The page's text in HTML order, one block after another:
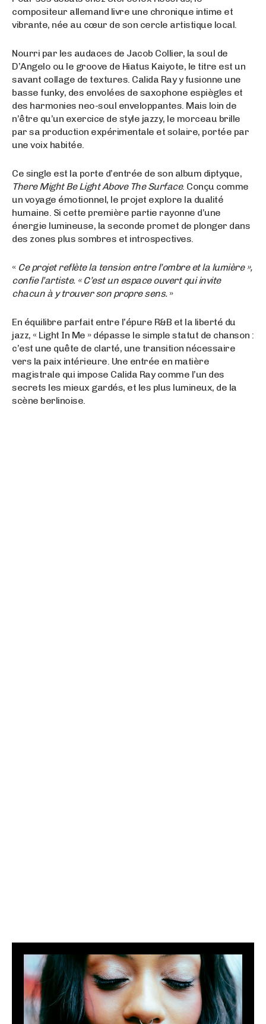
compositeur allemand livre une chronique intime et
vibrante, née au cœur de son cercle artistique local.
Nourri par les audaces de Jacob Collier, la soul de
D’Angelo ou le groove de Hiatus Kaiyote, le titre est un
savant collage de textures. Calida Ray y fusionne une
basse funky, des envolées de saxophone espiègles et
des harmonies neo-soul enveloppantes. Mais loin de
n’être qu’un exercice de style jazzy, le morceau brille
par sa production expérimentale et solaire, portée par
une voix habitée.
Ce single est la porte d’entrée de son album diptyque,
There Might Be Light Above The Surface. Conçu comme
un voyage émotionnel, le projet explore la dualité
humaine. Si cette première partie rayonne d’une
énergie lumineuse, la seconde promet de plonger dans
des zones plus sombres et introspectives.
« Ce projet reflète la tension entre l’ombre et la lumière »,
confie l’artiste. « C’est un espace ouvert qui invite
chacun à y trouver son propre sens.»
En équilibre parfait entre l’épure R&B et la liberté du
jazz, « Light In Me » dépasse le simple statut de chanson :
c’est une quête de clarté, une transition nécessaire
vers la paix intérieure. Une entrée en matière
magistrale qui impose Calida Ray comme l’un des
secrets les mieux gardés, et les plus lumineux, de la
scène berlinoise.